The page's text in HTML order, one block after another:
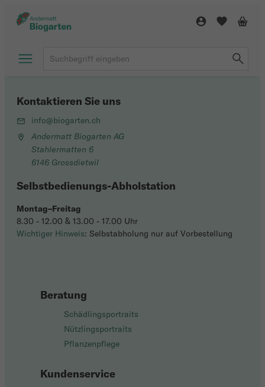
Beratung
Schädlingsportraits
Nützlingsportraits
Pflanzenpflege
Kundenservice
Kontaktieren Sie uns
info@biogarten.ch
Andermatt Biogarten AG
Stahlermatten 6
6146 Grossdietwil
Selbstbedienungs-Abholstation
Montag–Freitag
8.30 - 12.00 & 13.00 - 17.00 Uhr
Wichtiger Hinweis: Selbstabholung nur auf Vorbestellung